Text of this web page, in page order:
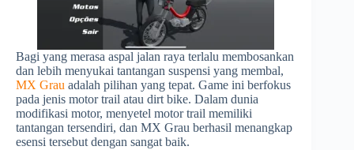
Bagi yang merasa aspal jalan raya terlalu membosankan
dan lebih menyukai tantangan suspensi yang membal,
MX Grau adalah pilihan yang tepat. Game ini berfokus
pada jenis motor trail atau dirt bike. Dalam dunia
modifikasi motor, menyetel motor trail memiliki
tantangan tersendiri, dan MX Grau berhasil menangkap
esensi tersebut dengan sangat baik.